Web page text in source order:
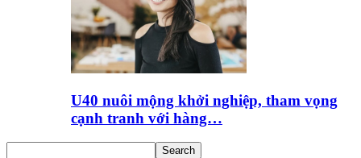
U40 nuôi mộng khởi nghiệp, tham vọng
cạnh tranh với hàng…